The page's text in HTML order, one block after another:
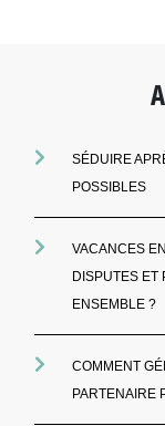
SÉDUIRE
POSSIBLES
VACANCES
DISPUTES ET
ENSEMBLE ?
COMMENT
PARTENAIRE